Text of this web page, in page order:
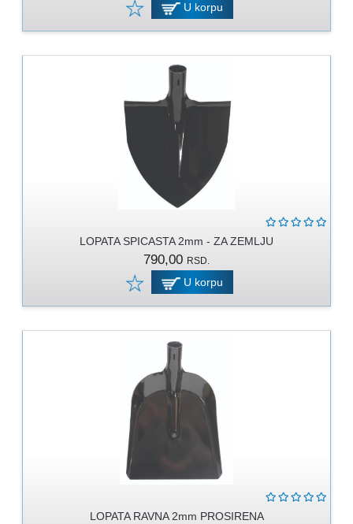
U korpu
LOPATA SPICASTA 2mm - ZA ZEMLJU
790,00 RSD.
U korpu
LOPATA RAVNA 2mm PROSIRENA